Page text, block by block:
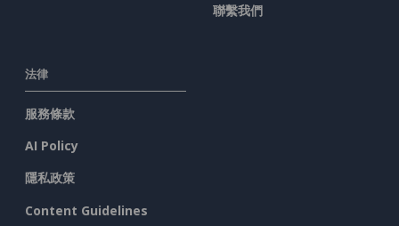
聯繫我們
法律
服務條款
AI Policy
隱私政策
Content Guidelines